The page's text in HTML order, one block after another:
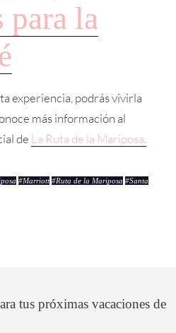
para la
experiencia, podrás vivirla
más información al
de La Ruta de la Mariposa.
#Marriott #Ruta de la Mariposa #Santa
tus próximas vacaciones de